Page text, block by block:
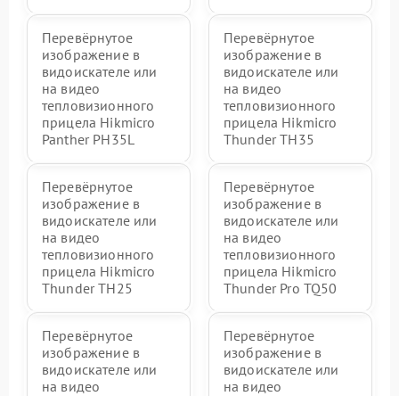
Перевёрнутое
изображение в
видоискателе или
на видео
тепловизионного
прицела Hikmicro
Panther PH35L
Перевёрнутое
изображение в
видоискателе или
на видео
тепловизионного
прицела Hikmicro
Thunder TH35
Перевёрнутое
изображение в
видоискателе или
на видео
тепловизионного
прицела Hikmicro
Thunder TH25
Перевёрнутое
изображение в
видоискателе или
на видео
тепловизионного
прицела Hikmicro
Thunder Pro TQ50
Перевёрнутое
изображение в
видоискателе или
на видео
Перевёрнутое
изображение в
видоискателе или
на видео